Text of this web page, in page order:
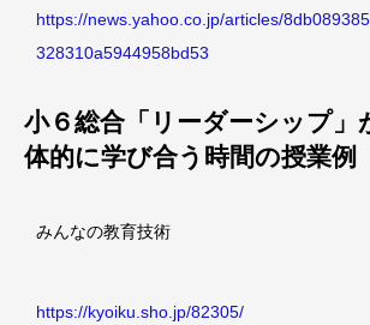
https://news.yahoo.co.jp/articles/
328310a5944958bd53
小６総合「リーダーシップ」
体的に学び合う時間の授業例
みんなの教育技術
https://kyoiku.sho.jp/82305/